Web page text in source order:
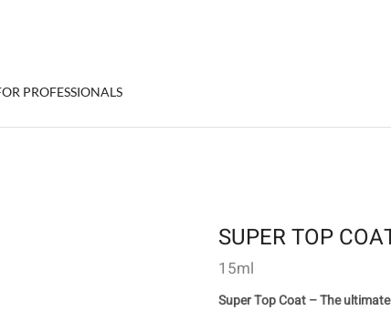
PROFESSIONALS
SUPER TOP
15ml
Super Top Coat – The